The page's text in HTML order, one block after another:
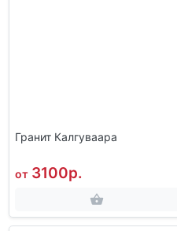
Гранит Калгуваара
от 3100р.